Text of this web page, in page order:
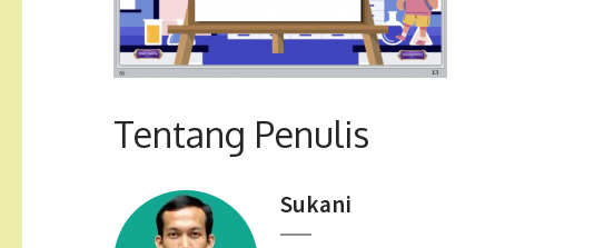
Tentang Penulis
Sukani